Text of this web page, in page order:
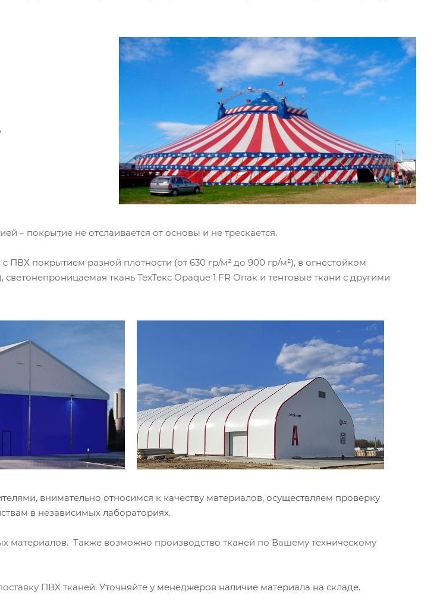
– покрытие не отслаивается от основы и не трескается.
ПВХ покрытием разной плотности (от 630 гр/м² до 900 гр/м²), в огнестойком
ткань ТехТекс Opaque 1 FR Опак и тентовые ткани с другими
внимательно относимся к качеству материалов, осуществляем проверку
в независимых лабораториях.
материалов. Также возможно производство тканей по Вашему техническому
ПВХ тканей. Уточняйте у менеджеров наличие материала на складе.
Дом Технический Текстиль»
и обрабатывает
с использованием Яндекс
Политике.